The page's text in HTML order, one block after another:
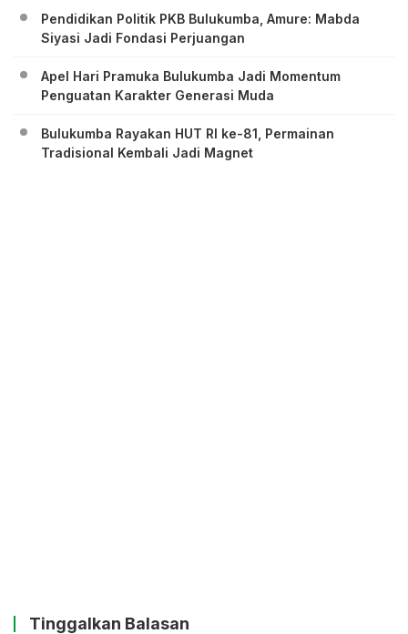
Pendidikan Politik PKB Bulukumba, Amure: Mabda
Siyasi Jadi Fondasi Perjuangan
Apel Hari Pramuka Bulukumba Jadi Momentum
Penguatan Karakter Generasi Muda
Bulukumba Rayakan HUT RI ke-81, Permainan
Tradisional Kembali Jadi Magnet
Tinggalkan Balasan